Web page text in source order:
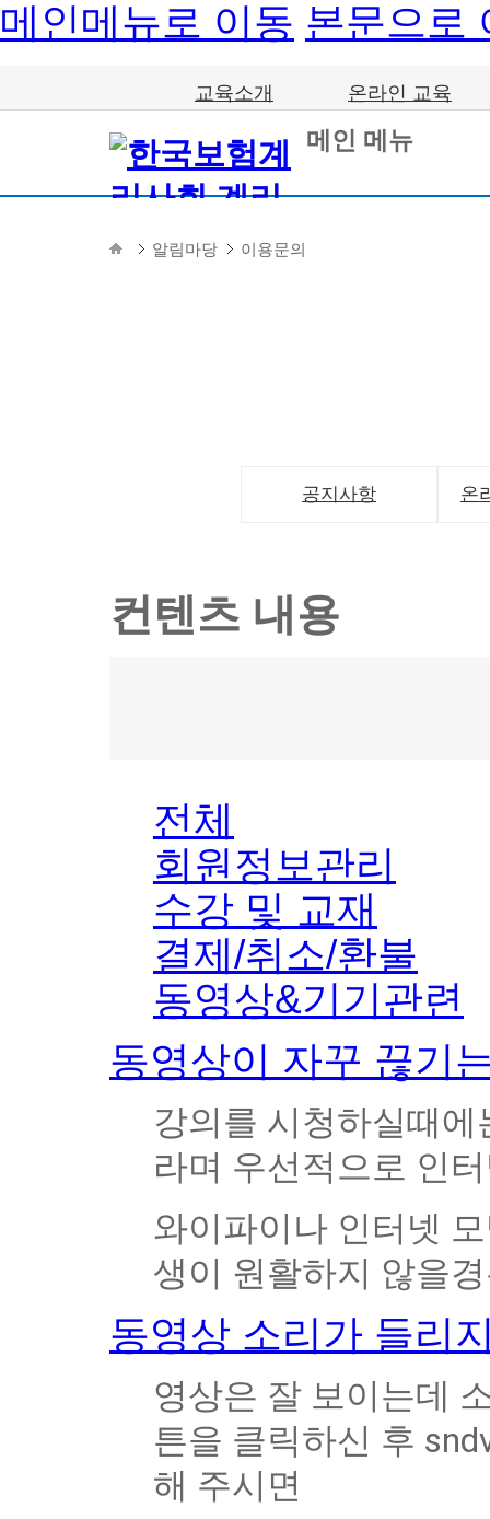
메인메뉴로 이동 본문으로
메인 메뉴
공지사항 온
컨텐츠 내용
알림마당 이용문의
전체
회원정보관리
수강 및 교재
결제/취소/환불
동영상&기기관련
동영상이 자꾸 끊기
강의를 시청하실때
라며 우선적으로 인
와이파이나 인터넷
생이 원활하지 않을
동영상 소리가 들리
영상은 잘 보이는데
튼을 클릭하신 후
해 주시면
교육소개 온라인 교육